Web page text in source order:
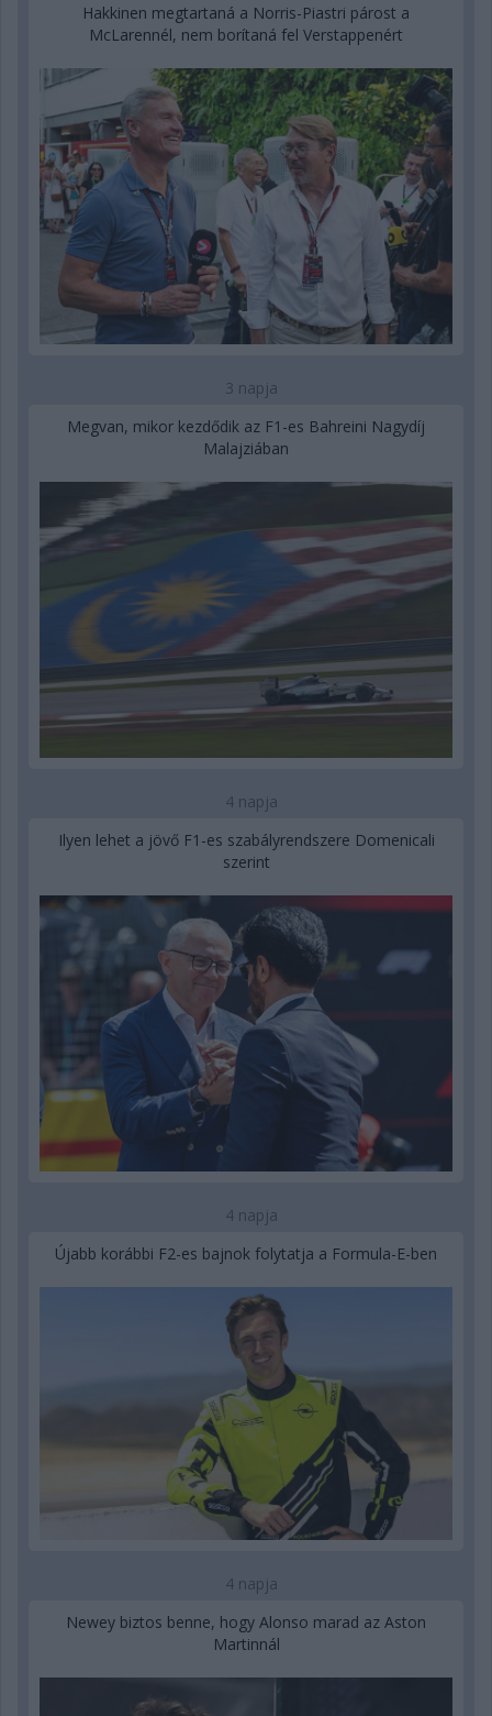
Hakkinen megtartaná a Norris-Piastri párost a
McLarennél, nem borítaná fel Verstappenért
3 napja
Megvan, mikor kezdődik az F1-es Bahreini Nagydíj
Malajziában
4 napja
Ilyen lehet a jövő F1-es szabályrendszere Domenicali
szerint
4 napja
Újabb korábbi F2-es bajnok folytatja a Formula-E-ben
4 napja
Newey biztos benne, hogy Alonso marad az Aston
Martinnál